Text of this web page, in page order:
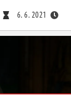
6. 6. 2021